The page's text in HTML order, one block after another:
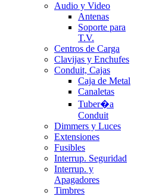
Audio y Video
Antenas
Soporte para
T.V.
Centros de Carga
Clavijas y Enchufes
Conduit, Cajas
Caja de Metal
Canaletas
Tuber�a
Conduit
Dimmers y Luces
Extensiones
Fusibles
Interrup. Seguridad
Interrup. y
Apagadores
Timbres